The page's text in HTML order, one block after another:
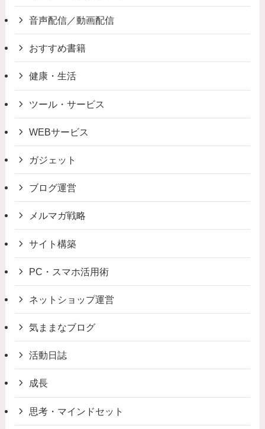
音声配信／動画配信
おすすめ書籍
健康・生活
ツール・サービス
WEBサービス
ガジェット
ブログ運営
メルマガ戦略
サイト構築
PC・スマホ活用術
ネットショップ運営
気ままなブログ
活動日誌
成長
思考・マインドセット